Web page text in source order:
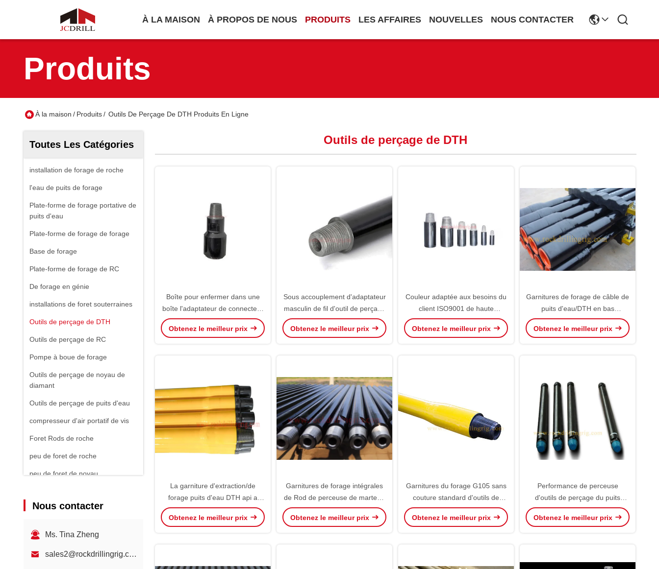
À LA MAISON À PROPOS DE NOUS PRODUITS LES AFFAIRES NOUVELLES NOUS CONTACTER
Produits
À la maison / Produits/ Outils De Perçage De DTH Produits En Ligne
Toutes Les Catégories
installation de forage de roche
l'eau de puits de forage
Plate-forme de forage portative de
puits d'eau
Plate-forme de forage de forage
Base de forage
Plate-forme de forage de RC
De forage en génie
installations de foret souterraines
Outils de perçage de DTH
Outils de perçage de RC
Pompe à boue de forage
Outils de perçage de noyau de
diamant
Outils de perçage de puits d'eau
compresseur d'air portatif de vis
Foret Rods de roche
peu de foret de roche
peu de foret de noyau
Chargeur de roche
Nous contacter
Ms. Tina Zheng
sales2@rockdrillingrig.com
Outils de perçage de DTH
Boîte pour enfermer dans une
boîte l'adaptateur de connecteur
de Rod de perceuse de fil de Pin
pour vers le bas la garniture de
Obtenez le meilleur prix
Sous accouplement d'adaptateur
masculin de fil d'outil de perçage
de l'adaptateur DTH de Rod de
perceuse
Obtenez le meilleur prix
Couleur adaptée aux besoins du
client ISO9001 de haute
précision d'outils de perçage de
Drlling DTH de trou
Obtenez le meilleur prix
Garnitures de forage de câble de
puits d'eau/DTH en bas
performance de garniture de
forage de trou de la haute
Obtenez le meilleur prix
La garniture d'extraction/de
forage puits d'eau DTH api a
adapté la couleur aux besoins du
client dans le gisement de
Obtenez le meilleur prix
Garnitures de forage intégrales
de Rod de perceuse de marteau
de D34mm L1600mm Jack pour
la foreuse
Obtenez le meilleur prix
Garnitures du forage G105 sans
couture standard d'outils de
perçage d'api 5DP DTH pour
l'huile Wells
Obtenez le meilleur prix
Performance de perceuse
d'outils de perçage du puits
d'eau DTH haute de tuyau plat
externe de tige
Obtenez le meilleur prix